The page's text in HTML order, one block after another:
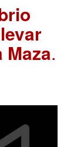
Maza.